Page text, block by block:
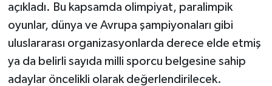
açıkladı. Bu kapsamda olimpiyat, paralimpik
oyunlar, dünya ve Avrupa şampiyonaları gibi
uluslararası organizasyonlarda derece elde etmiş
ya da belirli sayıda milli sporcu belgesine sahip
adaylar öncelikli olarak değerlendirilecek.